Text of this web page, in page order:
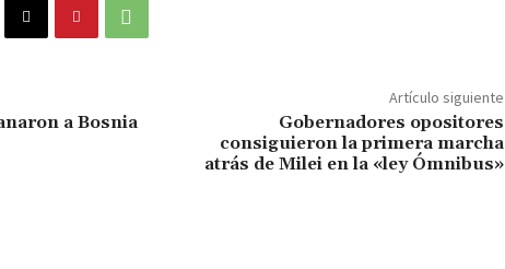
a Bosnia
Artículo siguiente
Gobernadores opositores
consiguieron la primera marcha
atrás de Milei en la «ley Ómnibus»